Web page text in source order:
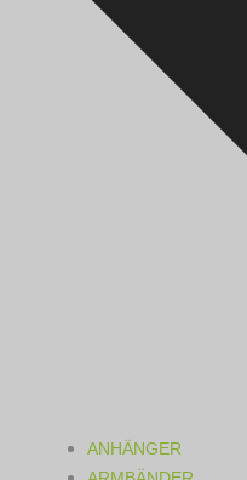
ANHÄNGER